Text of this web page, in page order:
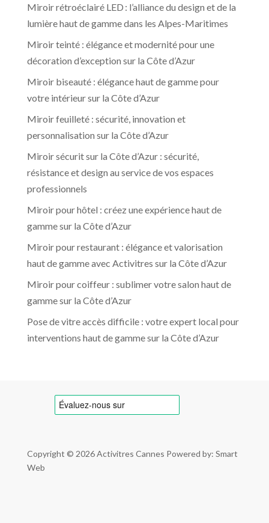
Miroir rétroéclairé LED : l’alliance du design et de la
lumière haut de gamme dans les Alpes-Maritimes
Miroir teinté : élégance et modernité pour une
décoration d’exception sur la Côte d’Azur
Miroir biseauté : élégance haut de gamme pour
votre intérieur sur la Côte d’Azur
Miroir feuilleté : sécurité, innovation et
personnalisation sur la Côte d’Azur
Miroir sécurit sur la Côte d’Azur : sécurité,
résistance et design au service de vos espaces
professionnels
Miroir pour hôtel : créez une expérience haut de
gamme sur la Côte d’Azur
Miroir pour restaurant : élégance et valorisation
haut de gamme avec Activitres sur la Côte d’Azur
Miroir pour coiffeur : sublimer votre salon haut de
gamme sur la Côte d’Azur
Pose de vitre accès difficile : votre expert local pour
interventions haut de gamme sur la Côte d’Azur
Copyright © 2026Activitres Cannes Powered by: Smart
Web